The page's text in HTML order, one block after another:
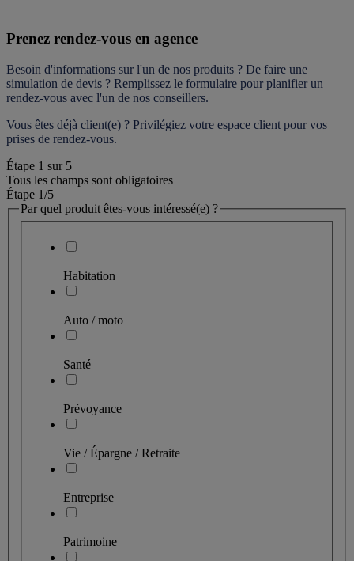
Prenez rendez-vous en agence
Besoin d'informations sur l'un de nos produits ? De faire une
simulation de devis ? Remplissez le formulaire pour planifier un
rendez-vous avec l'un de nos conseillers.
Vous êtes déjà client(e) ? Privilégiez votre espace client pour vos
prises de rendez-vous.
Étape 1 sur 5
Tous les champs sont obligatoires
Étape 1/5
Par quel produit êtes-vous intéressé(e) ?
Habitation
Auto / moto
Santé
Prévoyance
Vie / Épargne / Retraite
Entreprise
Patrimoine